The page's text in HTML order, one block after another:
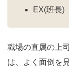
EX(班長)
職場の直属の上
は、よく面倒を